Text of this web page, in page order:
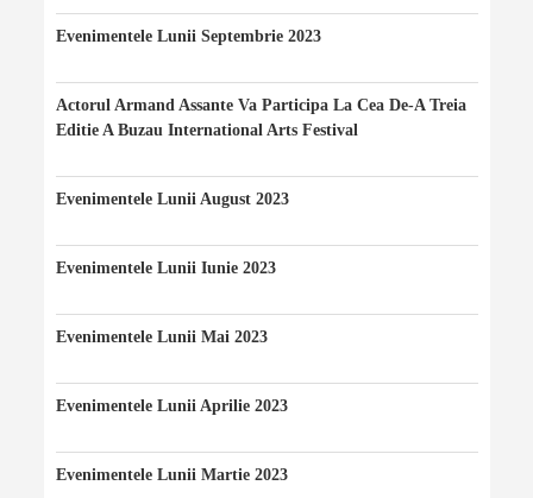
Evenimentele Lunii Septembrie 2023
Actorul Armand Assante Va Participa La Cea De-A Treia
Editie A Buzau International Arts Festival
Evenimentele Lunii August 2023
Evenimentele Lunii Iunie 2023
Evenimentele Lunii Mai 2023
Evenimentele Lunii Aprilie 2023
Evenimentele Lunii Martie 2023